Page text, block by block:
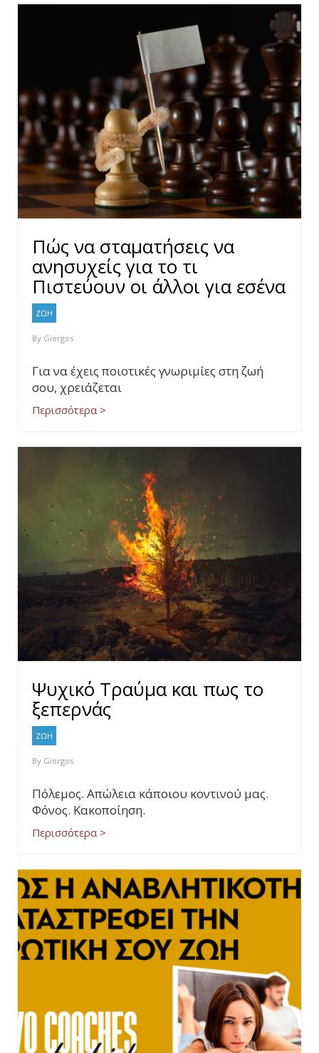
Πώς να σταματήσεις να
ανησυχείς για το τι
Πιστεύουν οι άλλοι για εσένα
ΖΩΗ
By Giorgos
Για να έχεις ποιοτικές γνωριμίες στη ζωή
σου, χρειάζεται
Περισσότερα >
Ψυχικό Τραύμα και πως το
ξεπερνάς
ΖΩΗ
By Giorgos
Πόλεμος. Απώλεια κάποιου κοντινού μας.
Φόνος. Κακοποίηση.
Περισσότερα >